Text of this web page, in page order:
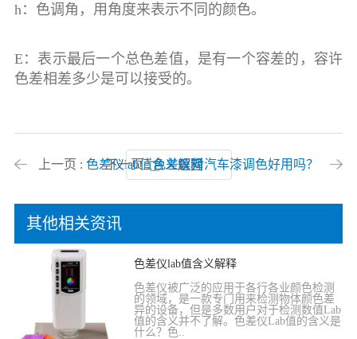
h：色调角，用角度来表示不同的颜色。
E：表示最后一个总色差值，是有一个容差的，容许
色差相差多少是可以接受的。
上一页 : 色差仪lab值含义解释
返回
下一页 :色差仪对汽车漆调色好用吗？
其他相关资讯
色差仪lab值含义解释
色差仪被广泛的应用于各行各业颜色检测
的领域，是一款专门用来检测物体颜色差
异的设备，但是多数用户对于检测数值Lab
值的含义并不了解。色差仪Lab值的含义是
什么？色..